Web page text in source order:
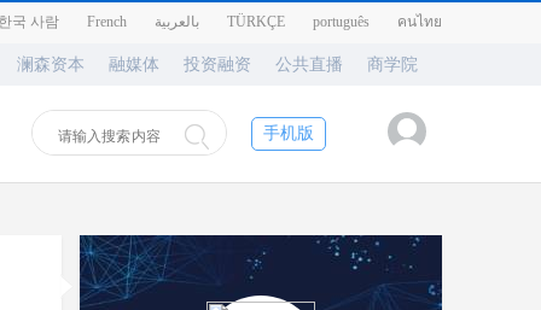
국 사람 French بالعربية TÜRKÇE português คนไทย
澜森资本 融媒体 投资融资 公共直播 商学院
手机版